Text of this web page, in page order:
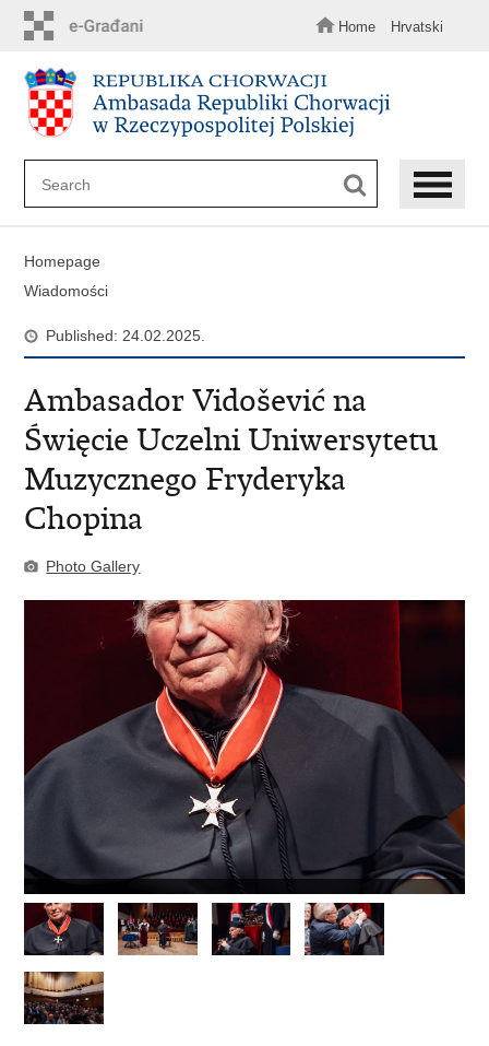
content
Home Hrvatski
Homepage
Wiadomości
Published: 24.02.2025.
Ambasador Vidošević na
Święcie Uczelni Uniwersytetu
Muzycznego Fryderyka
Chopina
Photo Gallery